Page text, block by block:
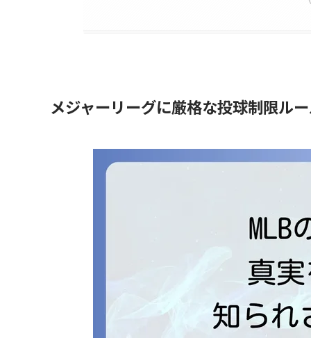
メジャーリーグに厳格な投球制限ル